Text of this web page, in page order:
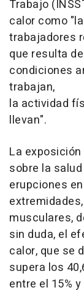
Trabajo
calor como
trabajadores
que resulta
condiciones
trabajan,
la actividad
llevan".
La
sobre la
erupciones
musculares,
sin duda, el
calor, que se
supera los
entre el 15%